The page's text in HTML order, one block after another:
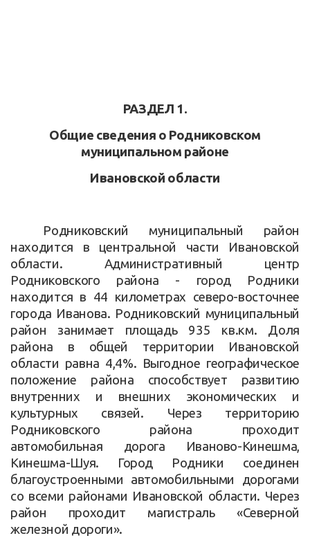
РАЗДЕЛ 1.
Общие сведения о Родниковском
муниципальном районе
Ивановской области
Родниковский муниципальный район
находится в центральной части Ивановской
области. Административный центр
Родниковского района - город Родники
находится в 44 километрах северо-восточнее
города Иванова. Родниковский муниципальный
район занимает площадь 935 кв.км. Доля
района в общей территории Ивановской
области равна 4,4%. Выгодное географическое
положение района способствует развитию
внутренних и внешних экономических и
культурных связей. Через территорию
Родниковского района проходит
автомобильная дорога Иваново-Кинешма,
Кинешма-Шуя. Город Родники соединен
благоустроенными автомобильными дорогами
со всеми районами Ивановской области. Через
район проходит магистраль «Северной
железной дороги».